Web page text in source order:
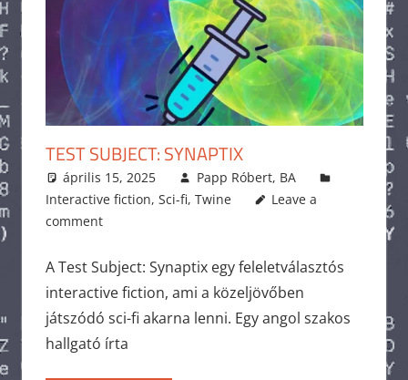
TEST SUBJECT: SYNAPTIX
április 15, 2025
Papp Róbert, BA
Interactive fiction, Sci-fi, Twine
Leave a
comment
A Test Subject: Synaptix egy feleletválasztós
interactive fiction, ami a közeljövőben
játszódó sci-fi akarna lenni. Egy angol szakos
hallgató írta